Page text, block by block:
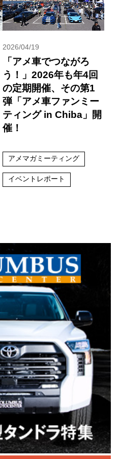
2026/04/19
「アメ車でつながろ
う！」2026年も年4回
の定期開催、その第1
弾「アメ車ファンミー
ティング in Chiba」開
催！
アメマガミーティング
イベントレポート